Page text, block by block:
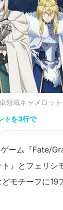
領域キャメロッ
トを3行で
ーム『Fate/
』とフェリシ
モチーフに19